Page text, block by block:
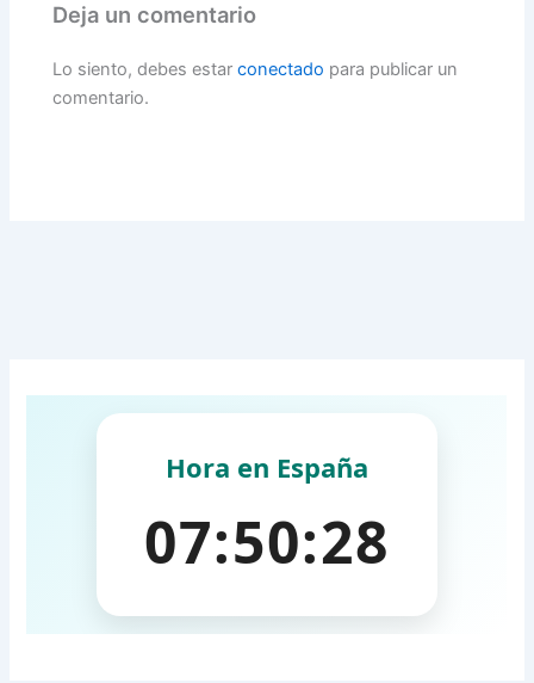
Deja un comentario
Lo siento, debes estarconectado para publicar un
comentario.